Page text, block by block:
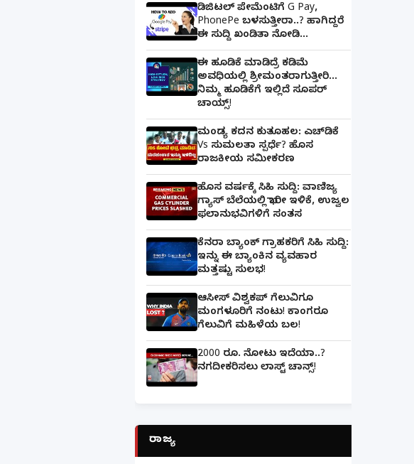
ಡಿಜಿಟಲ್ ಪೇಮೆಂಟಿಗೆ G Pay,
PhonePe ಬಳಸುತ್ತೀರಾ..? ಹಾಗಿದ್ದರೆ
ಈ ಸುದ್ದಿ ಖಂಡಿತಾ ನೋಡಿ...
ಈ ಹೂಡಿಕೆ ಮಾಡಿದ್ರೆ ಕಡಿಮೆ
ಅವಧಿಯಲ್ಲಿ ಶ್ರೀಮಂತರಾಗುತ್ತೀರಿ...
ನಿಮ್ಮ ಹೂಡಿಕೆಗೆ ಇಲ್ಲಿದೆ ಸೂಪರ್
ಚಾಯ್ಸ್‌!
ಮಂಡ್ಯ ಕದನ ಕುತೂಹಲ: ಎಚ್‌ಡಿಕೆ
Vs ಸುಮಲತಾ ಸ್ಪರ್ಧೆ? ಹೊಸ
ರಾಜಕೀಯ ಸಮೀಕರಣ
ಹೊಸ ವರ್ಷಕ್ಕೆ ಸಿಹಿ ಸುದ್ದಿ: ವಾಣಿಜ್ಯ
ಗ್ಯಾಸ್‌ ಬೆಲೆಯಲ್ಲಿ ಭಾರೀ ಇಳಿಕೆ, ಉಜ್ವಲ
ಫಲಾನುಭವಿಗಳಿಗೆ ಸಂತಸ
ಕೆನರಾ ಬ್ಯಾಂಕ್‌ ಗ್ರಾಹಕರಿಗೆ ಸಿಹಿ ಸುದ್ದಿ:
ಇನ್ನು ಈ ಬ್ಯಾಂಕಿನ ವ್ಯವಹಾರ
ಮತ್ತಷ್ಟು ಸುಲಭ!
ಆಸೀಸ್ ವಿಶ್ವಕಪ್ ಗೆಲುವಿಗೂ
ಮಂಗಳೂರಿಗೆ ನಂಟು! ಕಾಂಗರೂ
ಗೆಲುವಿಗೆ ಮಹಿಳೆಯ ಬಲ!
2000 ರೂ. ನೋಟು ಇದೆಯಾ..?
ನಗದೀಕರಿಸಲು ಲಾಸ್ಟ್‌ ಚಾನ್ಸ್‌!
ರಾಜ್ಯ